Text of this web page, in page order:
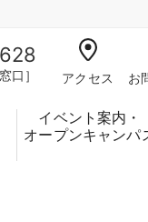
口］ アクセス お
イベント案内・
オープンキャンパ